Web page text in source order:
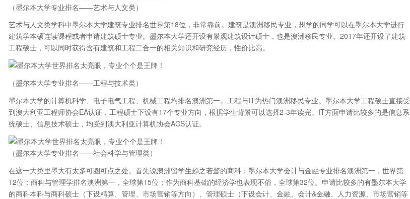
（墨尔本大学专业排名——艺术与人文类）
艺术与人文类学科中墨尔本大学建筑专业排名世界第18位，非常靠前。建筑是澳洲移民专业，想学的同学可以在墨尔本大学进行
建筑学本硕连读课程或者申请建筑硕士专业。墨尔本大学还开设有景观建筑设计硕士，也是澳洲移民专业。2017年还开设了建筑
工程硕士，可以同时获得含有建筑和工程二合一的相关知识和研究经历，性价比高。
（墨尔本大学专业排名——工程与技术类）
墨尔本大学的计算机科学、电子电气工程、机械工程均排名澳洲第一。工程与IT为热门澳洲移民专业。墨尔本大学工程硕士直接受
到澳大利亚工程师协会EA认证，工程硕士下设有17个专业方向，根据学生背景可以选择2-3年读完。IT方面申请比较多的是信息系
统硕士、信息技术硕士，均受到澳大利亚计算机协会ACS认证。
（墨尔本大学专业排名——社会科学与管理类）
在这一大类里墨大有太多可圈可点之处。首先说澳洲留学生趋之若鹜的商科：墨尔本大学会计与金融专业排名澳洲第一，世界第
12位；商科与管理学排名澳洲第一，全球第15位；作为商科基础的经济学也表现不俗，全球第32位。申请比较多的有墨尔本大学
的商科本科与商科硕士（下设精算、管理、市场营销等方向）、管理硕士（下设会计、金融、会计&金融、人力资源、市场营销等